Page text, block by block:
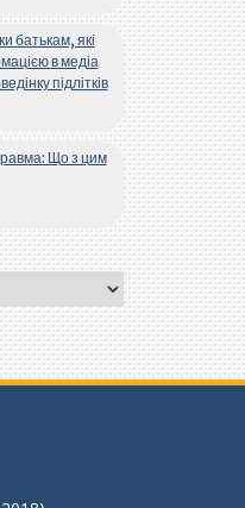
батькам, які
в медіа
підлітків
Що з цим